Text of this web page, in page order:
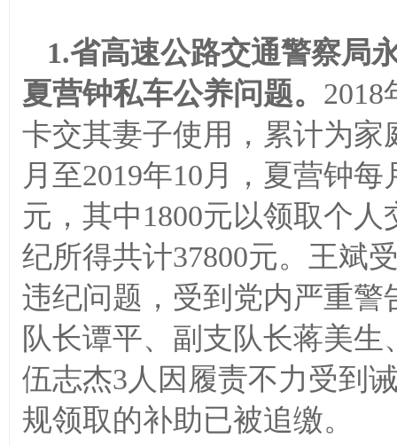
1.省高速公路交通警察局
夏营钟私车公养问题。 2018
卡交其妻子使用，累计为家
月至2019年10月，夏营钟
元，其中1800元以领取个
纪所得共计37800元。王斌
违纪问题，受到党内严重
队长谭平、副支队长蒋美
伍志杰3人因履责不力受到
规领取的补助已被追缴。